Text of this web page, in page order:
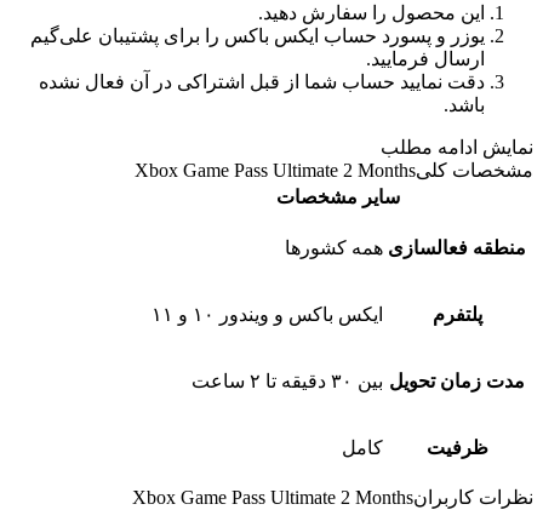
این محصول را سفارش دهید.
یوزر و پسورد حساب ایکس باکس را برای پشتیبان علی‌گیم
ارسال فرمایید.
دقت نمایید حساب شما از قبل اشتراکی در آن فعال نشده
باشد.
نمایش ادامه مطلب
مشخصات کلیXbox Game Pass Ultimate 2 Months
سایر مشخصات
منطقه فعالسازی همه کشورها
پلتفرم ایکس باکس و ویندور ۱۰ و ۱۱
مدت زمان تحویل بین ۳۰ دقیقه تا ۲ ساعت
ظرفیت کامل
نظرات کاربرانXbox Game Pass Ultimate 2 Months